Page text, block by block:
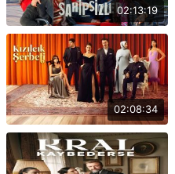
02:13:19
02:08:34